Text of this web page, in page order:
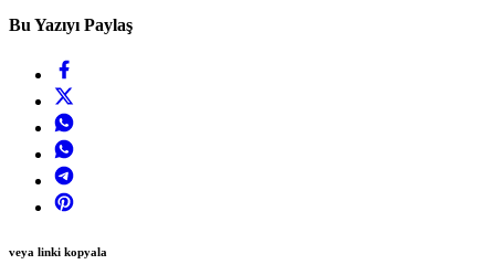
Bu Yazıyı Paylaş
veya linki kopyala